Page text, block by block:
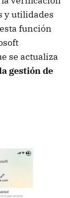
y utilidades
función
se actualiza
gestión de